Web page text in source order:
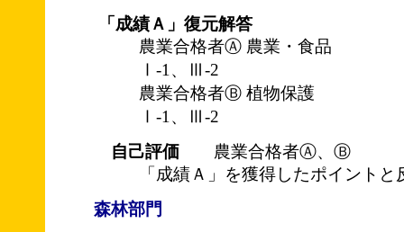
「成績Ａ」復元解答
農業合格者Ⓐ 農業・食品
Ⅰ-1、Ⅲ-2
農業合格者Ⓑ 植物保護
Ⅰ-1、Ⅲ-2
自己評価 農業合格者Ⓐ、Ⓑ
「成績Ａ」を獲得したポイントと
森林部門